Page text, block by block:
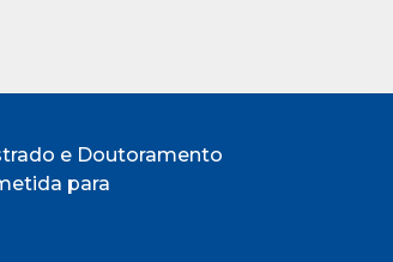
e Doutoramento
para